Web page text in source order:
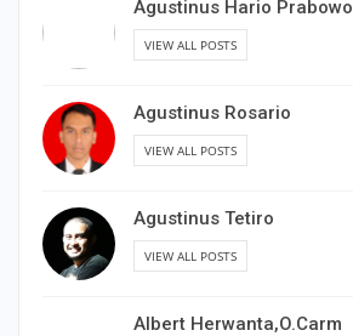
Agustinus Hario Prabowo
VIEW ALL POSTS
Agustinus Rosario
VIEW ALL POSTS
Agustinus Tetiro
VIEW ALL POSTS
Albert Herwanta,O.Carm